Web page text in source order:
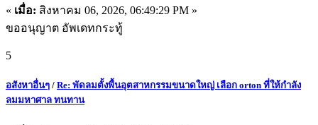
« เมื่อ: สิงหาคม 06, 2026, 06:49:29 PM »
ขออนุญาต อัพเดทกระทู้
5
อสังหาอื่นๆ / Re: พัดลมตั้งพื้นอุตสาหกรรมขนาดใหญ่ เลือก orton ที่ให้กำลัง
ลมมหาศาล ทนทาน